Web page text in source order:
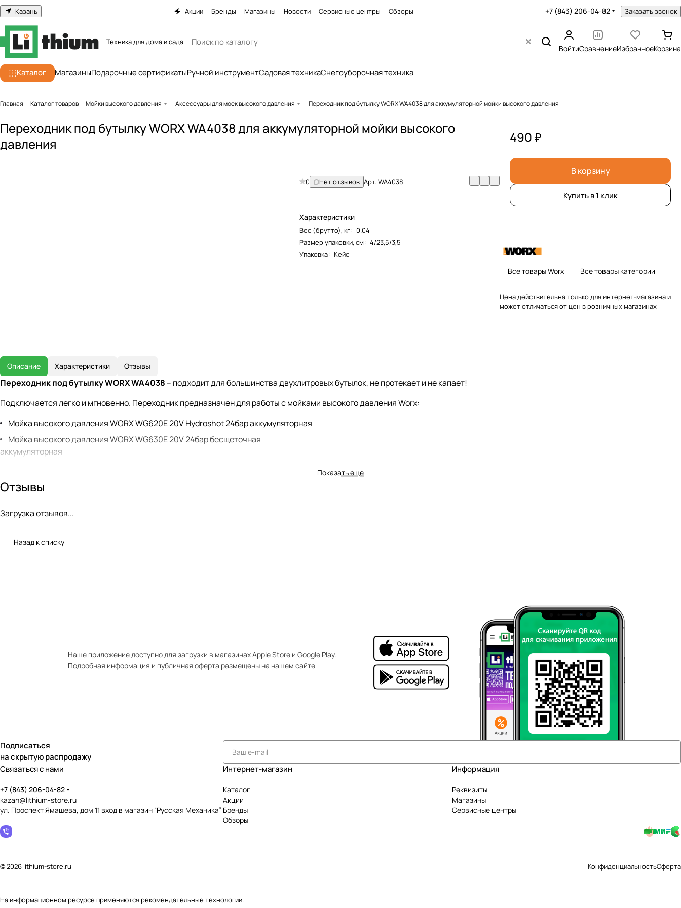
Казань Акции Бренды Магазины Новости Сервисные центры Обзоры +7 (843) 206-04-82 Заказать звонок
Техника для дома и сада
ВойтиСравнениеИзбранноеКорзина
Каталог МагазиныПодарочные сертификатыРучной инструментСадовая техникаСнегоуборочная техника
Главная Каталог товаров Мойки высокого давления Аксессуары для моек высокого давления Переходник под бутылку WORX WA4038 для аккумуляторной мойки высокого давления
Переходник под бутылку WORX WA4038 для аккумуляторной мойки высокого
давления
0 Нет отзывов Арт.WA4038
Характеристики
Вес (брутто), кг: 0.04
Размер упаковки, см: 4/23,5/3,5
Упаковка: Кейс
490 ₽
В корзину
Купить в 1 клик
Все товары Worx Все товары категории
Цена действительна только для интернет-магазина и
может отличаться от цен в розничных магазинах
Описание Характеристики Отзывы
Переходник под бутылку WORX WA4038 – подходит для большинства двухлитровых бутылок, не протекает и не капает!
Подключается легко и мгновенно. Переходник предназначен для работы с мойками высокого давления Worx:
Мойка высокого давления WORX WG620E 20V Hydroshot 24бар аккумуляторная
Мойка высокого давления WORX WG630E 20V 24бар бесщеточная
аккумуляторная
аккумуляторная
Показать еще
Отзывы
Загрузка отзывов...
Назад к списку
Наше приложение доступно для загрузки в магазинах Apple Store и Google Play.
Подробная информация и публичная оферта размещены на нашем сайте
Подписаться
на скрытую распродажу
Связаться с нами
+7 (843) 206-04-82
kazan@lithium-store.ru
ул. Проспект Ямашева, дом 11 вход в магазин “Русская Механика”
Интернет-магазин
Каталог
Акции
Бренды
Обзоры
Информация
Реквизиты
Магазины
Сервисные центры
© 2026 lithium-store.ru КонфиденциальностьОферта
На информационном ресурсе применяютсярекомендательные технологии.